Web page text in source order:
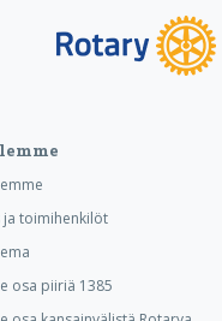
ja toimihenkilöt
osa piiriä 1385